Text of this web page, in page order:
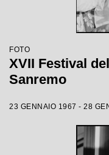
FOTO
XVII Festival
Sanremo
23 GENNAIO 1967 - 28